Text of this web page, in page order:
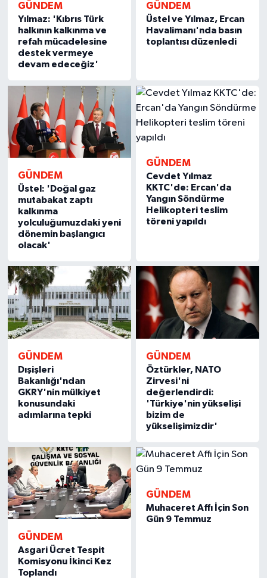
GÜNDEM
Yılmaz: 'Kıbrıs Türk
halkının kalkınma ve
refah mücadelesine
destek vermeye
devam edeceğiz'
GÜNDEM
Üstel ve Yılmaz, Ercan
Havalimanı'nda basın
toplantısı düzenledi
GÜNDEM
Üstel: 'Doğal gaz
mutabakat zaptı
kalkınma
yolculuğumuzdaki yeni
dönemin başlangıcı
olacak'
GÜNDEM
Cevdet Yılmaz
KKTC'de: Ercan'da
Yangın Söndürme
Helikopteri teslim
töreni yapıldı
GÜNDEM
Dışişleri
Bakanlığı'ndan
GKRY'nin mülkiyet
konusundaki
adımlarına tepki
GÜNDEM
Öztürkler, NATO
Zirvesi'ni
değerlendirdi:
'Türkiye'nin yükselişi
bizim de
yükselişimizdir'
GÜNDEM
Asgari Ücret Tespit
Komisyonu İkinci Kez
Toplandı
GÜNDEM
Muhaceret Affı İçin Son
Gün 9 Temmuz